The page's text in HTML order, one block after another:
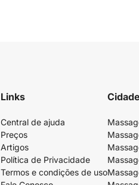
Links
Central de ajuda
Preços
Artigos
Política de Privacidade
Termos e condições de uso